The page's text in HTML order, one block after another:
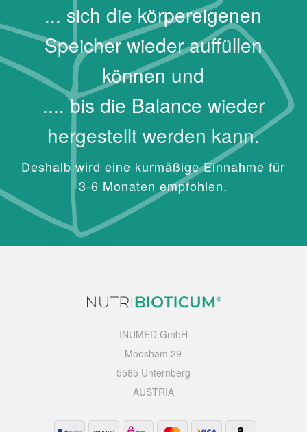
... sich die körpereigenen
Speicher wieder auffüllen
können und
.... bis die Balance wieder
hergestellt werden kann.
Deshalb wird eine kurmäßige Einnahme für
3-6 Monaten empfohlen.
INUMED GmbH
Moosham 29
5585 Unternberg
AUSTRIA